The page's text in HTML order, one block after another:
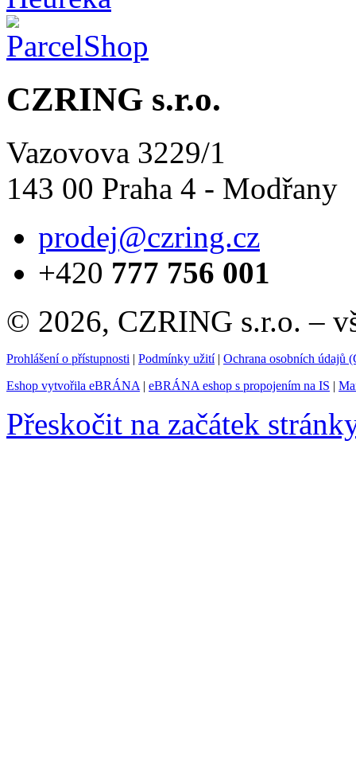
CZRING s.r.o.
Vazovova 3229/1
143 00 Praha 4 - Modřany
prodej@czring.cz
+420 777 756 001
© 2026, CZRING s.r.o. –
Prohlášení o přístupnosti | Podmínky užití| Ochrana osobních údajů
Eshop vytvořila eBRÁNA | eBRÁNA eshop s propojením na IS |
Přeskočit na začátek